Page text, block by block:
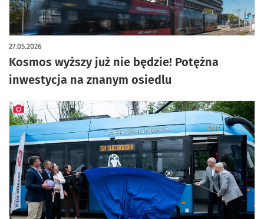
Kosmos wyższy już nie będzie! Potężna
inwestycja na znanym osiedlu
27.05.2026
artykuł z galerią zdjęć